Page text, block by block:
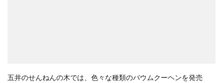
五井のせんねんの木では、色々な種類のバウムクーヘンを発売